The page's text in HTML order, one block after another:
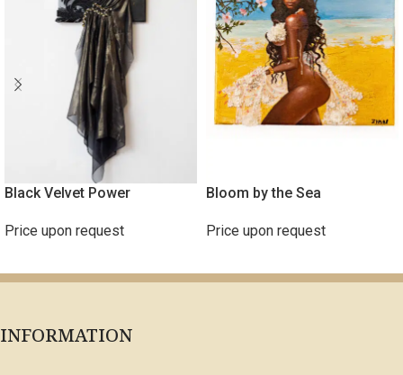
Black Velvet Power
Price upon request
Bloom by the Sea
Price upon request
INFORMATION